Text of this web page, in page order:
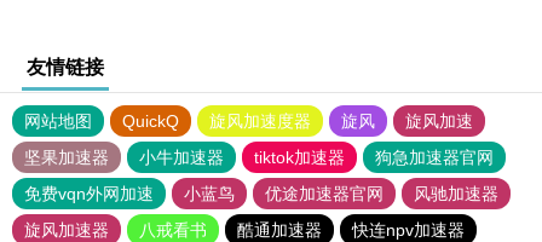
友情链接
网站地图 QuickQ 旋风加速度器 旋风
旋风加速
坚果加速器
小牛加速器 tiktok加速器
狗急加速器官网
免费vqn外网加速
小蓝鸟 优途加速器官网
风驰加速器
旋风加速器
八戒看书 酷通加速器 快连npv加速器